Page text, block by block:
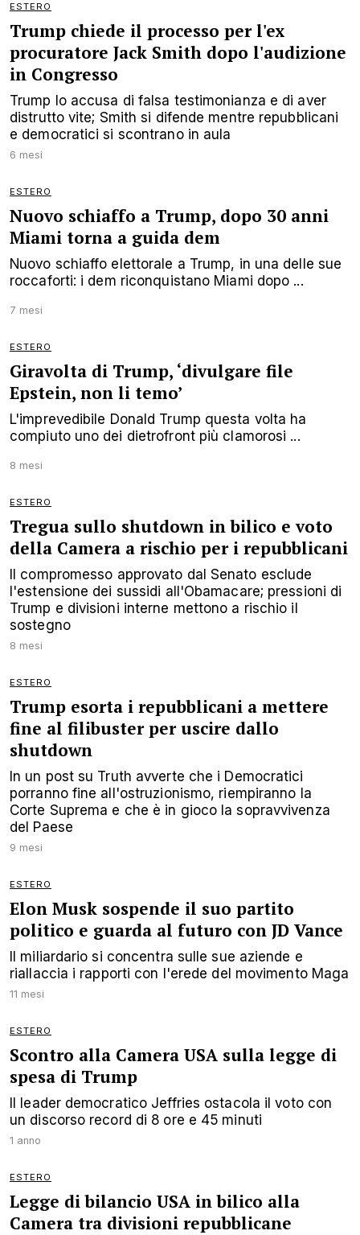
ESTERO
Trump chiede il processo per l'ex
procuratore Jack Smith dopo l'audizione
in Congresso
Trump lo accusa di falsa testimonianza e di aver
distrutto vite; Smith si difende mentre repubblicani
e democratici si scontrano in aula
6 mesi
ESTERO
Nuovo schiaffo a Trump, dopo 30 anni
Miami torna a guida dem
Nuovo schiaffo elettorale a Trump, in una delle sue
roccaforti: i dem riconquistano Miami dopo ...
7 mesi
ESTERO
Giravolta di Trump, ‘divulgare file
Epstein, non li temo’
L'imprevedibile Donald Trump questa volta ha
compiuto uno dei dietrofront più clamorosi ...
8 mesi
ESTERO
Tregua sullo shutdown in bilico e voto
della Camera a rischio per i repubblicani
Il compromesso approvato dal Senato esclude
l'estensione dei sussidi all'Obamacare; pressioni di
Trump e divisioni interne mettono a rischio il
sostegno
8 mesi
ESTERO
Trump esorta i repubblicani a mettere
fine al filibuster per uscire dallo
shutdown
In un post su Truth avverte che i Democratici
porranno fine all'ostruzionismo, riempiranno la
Corte Suprema e che è in gioco la sopravvivenza
del Paese
9 mesi
ESTERO
Elon Musk sospende il suo partito
politico e guarda al futuro con JD Vance
Il miliardario si concentra sulle sue aziende e
riallaccia i rapporti con l'erede del movimento Maga
11 mesi
ESTERO
Scontro alla Camera USA sulla legge di
spesa di Trump
Il leader democratico Jeffries ostacola il voto con
un discorso record di 8 ore e 45 minuti
1 anno
ESTERO
Legge di bilancio USA in bilico alla
Camera tra divisioni repubblicane